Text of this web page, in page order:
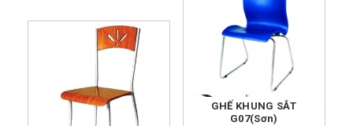
GHẾ KHUNG SẮT
G07(Sơn)